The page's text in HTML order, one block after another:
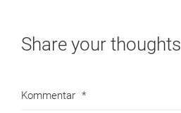
Share your thoughts
Kommentar *